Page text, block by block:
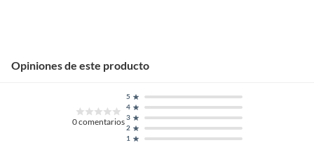
Opiniones de este producto
0comentarios
1
2
3
4
5